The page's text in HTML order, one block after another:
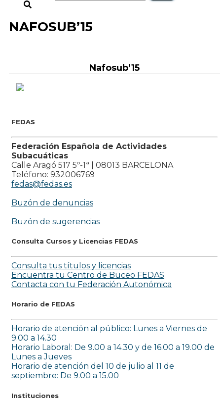
NAFOSUB’15
Nafosub’15
FEDAS
Federación Española de Actividades
Subacuáticas
Calle Aragó 517 5º-1ª | 08013 BARCELONA
Teléfono: 932006769
fedas@fedas.es
Buzón de denuncias
Buzón de sugerencias
Consulta Cursos y Licencias FEDAS
Consulta tus títulos y licencias
Encuentra tu Centro de Buceo FEDAS
Contacta con tu Federación Autonómica
Horario de FEDAS
Horario de atención al público: Lunes a Viernes de
9.00 a 14.30
Horario Laboral: De 9.00 a 14.30 y de 16.00 a 19.00 de
Lunes a Jueves
Horario de atención del 10 de julio al 11 de
septiembre: De 9.00 a 15.00
Instituciones